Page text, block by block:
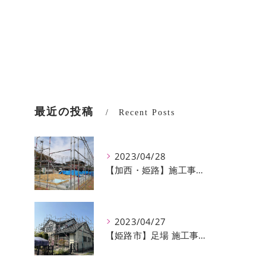
最近の投稿 Recent Posts
2023/04/28
【加西・姫路】施工事例のご紹介♪【株式会社ever】
2023/04/27
【姫路市】足場 施工事例のご紹介♪【株式会社ever】